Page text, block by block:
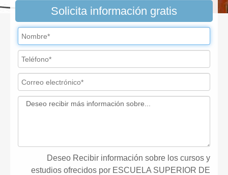
Solicita información gratis
Deseo Recibir información sobre los cursos y
estudios ofrecidos por ESCUELA SUPERIOR DE